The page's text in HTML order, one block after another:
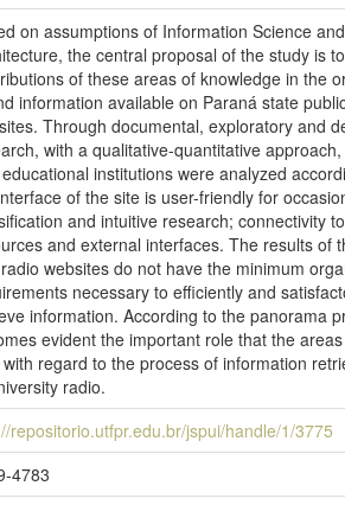
on assumptions of Information Science
the central proposal of the study is
of these areas of knowledge in the
information available on Paraná state
Through documental, exploratory and
with a qualitative-quantitative
institutions were analyzed
of the site is user-friendly for
and intuitive research; connectivity
and external interfaces. The results of
websites do not have the minimum
necessary to efficiently and
information. According to the panorama
evident the important role that the
regard to the process of information
radio.
repositorio.utfpr.edu.br/jspui/handle/1/3775
4783